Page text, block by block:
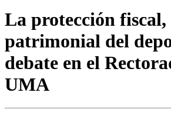
La protección
patrimonial del
debate en el
UMA